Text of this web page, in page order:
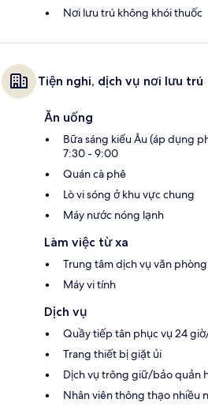
Nơi lưu trú không khói thuốc
Tiện nghi, dịch vụ nơi lưu trú
Ăn uống
Bữa sáng kiểu Âu (áp dụng
7:30 - 9:00
Quán cà phê
Lò vi sóng ở khu vực chung
Máy nước nóng lạnh
Làm việc từ xa
Trung tâm dịch vụ văn phòng
Máy vi tính
Dịch vụ
Quầy tiếp tân phục vụ 24
Trang thiết bị giặt ủi
Dịch vụ trông giữ/bảo quản
Nhân viên thông thạo nhiều